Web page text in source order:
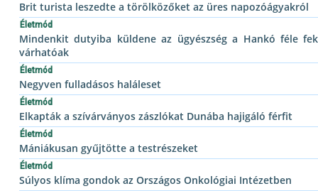
Brit turista leszedte a törölközőket az üres napozóágyakról
Életmód
Mindenkit dutyiba küldene az ügyészség a Hankó féle
várhatóak
Életmód
Negyven fulladásos haláleset
Életmód
Elkapták a szívárványos zászlókat Dunába hajigáló férfit
Életmód
Mániákusan gyűjtötte a testrészeket
Életmód
Súlyos klíma gondok az Országos Onkológiai Intézetben